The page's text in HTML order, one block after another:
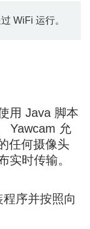
WiFi 运行。
用 Java 脚本
Yawcam 允
任何摄像头
实时传输。
序并按照向